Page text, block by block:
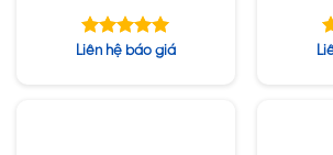
FLASH,4G DRAM,IPB)
with DNA sub
Được xếp
Liên hệ báo giá